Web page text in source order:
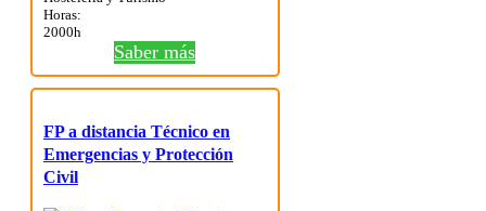
Horas:
2000h
Saber más
FP a distancia Técnico en
Emergencias y Protección
Civil